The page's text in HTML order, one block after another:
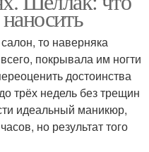
то наверняка
покрывала им ногти
достоинства
трёх недель без трещин
идеальный маникюр,
но результат того